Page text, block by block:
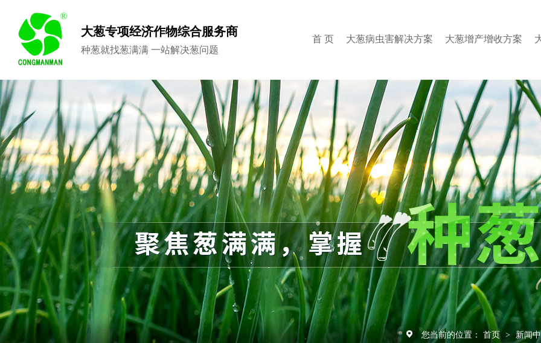
大葱专项经济作物综合服务商
种葱就找葱满满 一站解决葱问题
首 页 大葱病虫害解决方案 大葱增产增收方案
您当前的位置： 首页 > 新闻